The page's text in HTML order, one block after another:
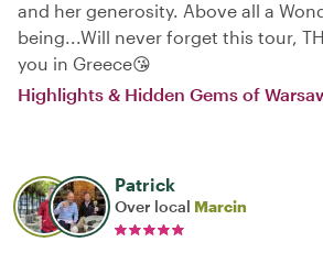
and her generosity. Above all a
being...Will never forget this tour,
you in Greece😘
Highlights & Hidden Gems of
Patrick
Over local Marcin